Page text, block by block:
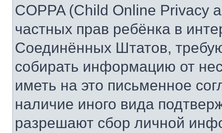
COPPA (Child Online Privacy
частных прав ребёнка в
Соединённых Штатов,
собирать информацию от
иметь на это письменное
наличие иного вида
разрешают сбор личной